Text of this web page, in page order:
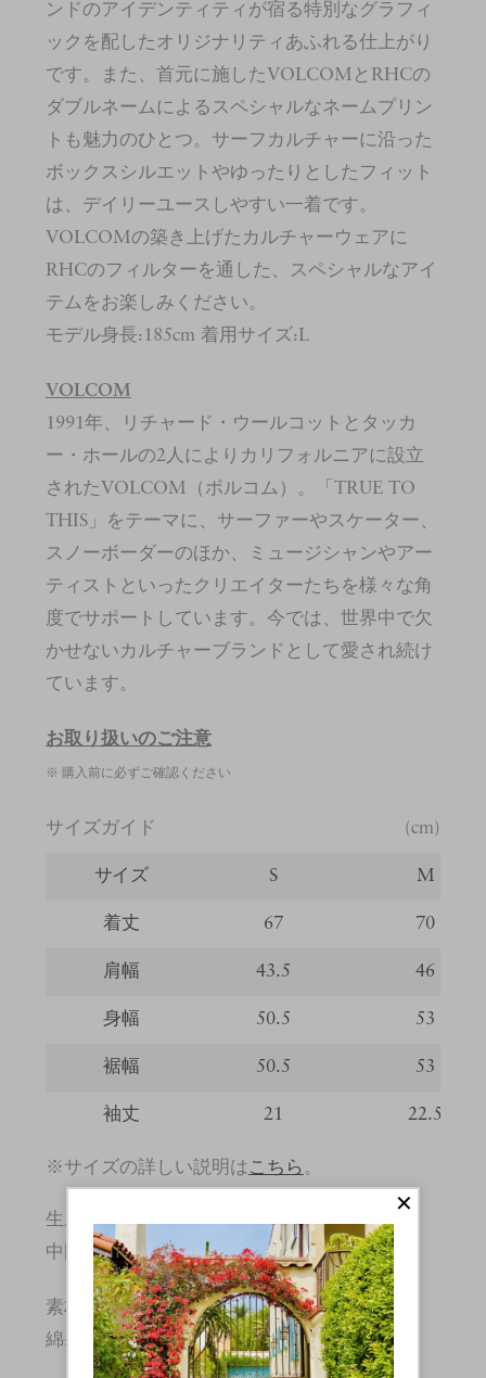
ンドのアイデンティティが宿る特別なグラフィ
ックを配したオリジナリティあふれる仕上がり
です。また、首元に施したVOLCOMとRHCの
ダブルネームによるスペシャルなネームプリン
トも魅力のひとつ。サーフカルチャーに沿った
ボックスシルエットやゆったりとしたフィット
は、デイリーユースしやすい一着です。
VOLCOMの築き上げたカルチャーウェアに
RHCのフィルターを通した、スペシャルなアイ
テムをお楽しみください。
モデル身長:185cm 着用サイズ:L
VOLCOM
1991年、リチャード・ウールコットとタッカ
ー・ホールの2人によりカリフォルニアに設立
されたVOLCOM（ボルコム）。「TRUE TO
THIS」をテーマに、サーファーやスケーター、
スノーボーダーのほか、ミュージシャンやアー
ティストといったクリエイターたちを様々な角
度でサポートしています。今では、世界中で欠
かせないカルチャーブランドとして愛され続け
ています。
お取り扱いのご注意
※ 購入前に必ずご確認ください
サイズガイド (cm)
サイズ S M
着丈 67 70
肩幅 43.5 46
身幅 50.5 53
裾幅 50.5 53
袖丈 21 22.5
※サイズの詳しい説明はこちら 。
生産国
中国
素材
綿:100%